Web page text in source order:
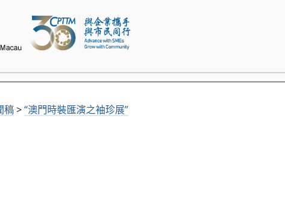
稿>“澳門時裝匯演之袖珍展”